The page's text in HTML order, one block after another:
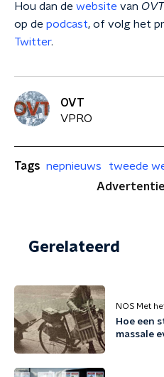
Hou dan de website van OVT
op de podcast, of volg het
Twitter.
OVT
VPRO
Tags nepnieuws
tweede
Advertentie
Gerelateerd
NOS Met
Hoe een
massale